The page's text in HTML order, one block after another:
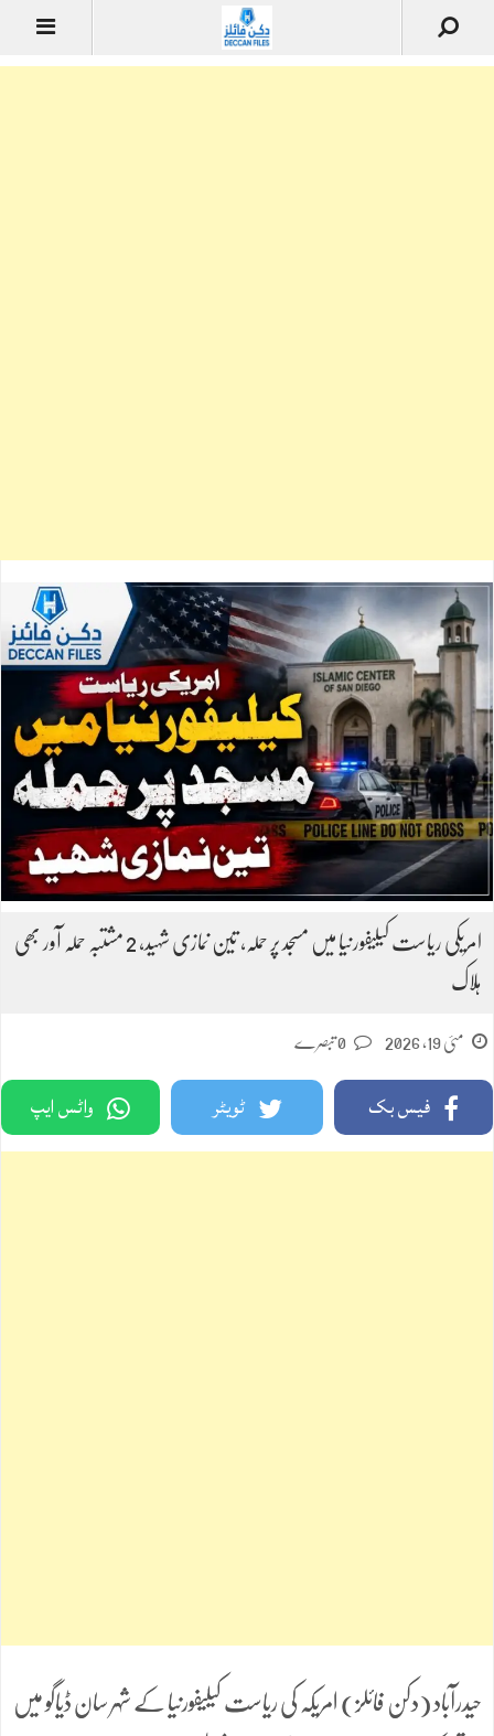
امریکی ریاست کیلیفورنیا میں مسجد پر حملہ، تین نمازی شہید، 2 مشتبہ حملہ آور بھی
ہلاک
مئی 19, 2026
فیس بک ٹویٹر واٹس ایپ
حیدرآباد (دکن فائلز) امریکہ کی ریاست کیلیفورنیا کے شہر سان ڈیاگو میں